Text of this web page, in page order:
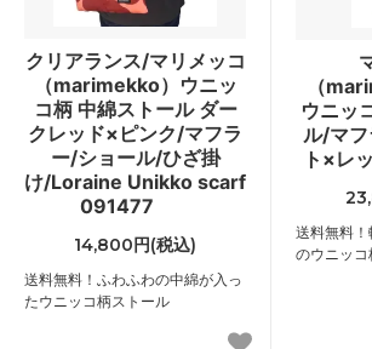
クリアランス/マリメッコ
（marimekko）ウニッ
コ柄 中綿ストール ダー
クレッド×ピンク/マフラ
ー/ショール/ひざ掛
け/Loraine Unikko scarf
091477
14,800円(税込)
送料無料！ふわふわの中綿が入っ
たウニッコ柄ストール
（
ウニッ
ル/マ
ト×レ
送料無料
のウニッ